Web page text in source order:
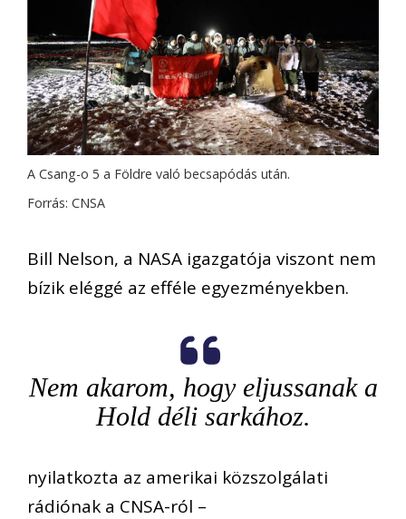
A Csang-o 5 a Földre való becsapódás után.
Forrás: CNSA
Bill Nelson, a NASA igazgatója viszont nem
bízik eléggé az efféle egyezményekben.
Nem akarom, hogy eljussanak a
Hold déli sarkához.
nyilatkozta az amerikai közszolgálati
rádiónak a CNSA-ról –